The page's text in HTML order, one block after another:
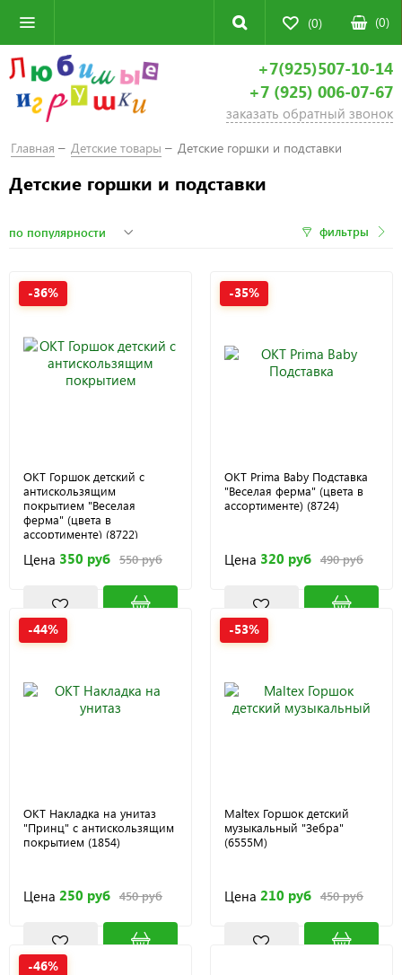
(0) (0)
+7(925)507-10-14
+7 (925) 006-07-67
заказать обратный звонок
Главная Детские товары Детские горшки и подставки
Детские горшки и подставки
фильтры
-36%
OKT Горшок детский с
антискользящим
покрытием "Веселая
ферма" (цвета в
ассортименте) (8722)
Цена 350 руб 550 руб
-35%
OKT Prima Baby Подставка
"Веселая ферма" (цвета в
ассортименте) (8724)
Цена 320 руб 490 руб
-44%
ОКТ Накладка на унитаз
"Принц" с антискользящим
покрытием (1854)
Цена 250 руб 450 руб
-53%
Maltex Горшок детский
музыкальный "Зебра"
(6555M)
Цена 210 руб 450 руб
-46%